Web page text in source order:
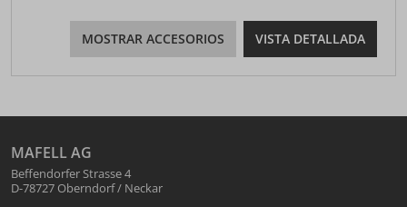
MOSTRAR ACCESORIOS VISTA DETALLADA
MAFELL AG
Beffendorfer Strasse 4
D-78727 Oberndorf / Neckar